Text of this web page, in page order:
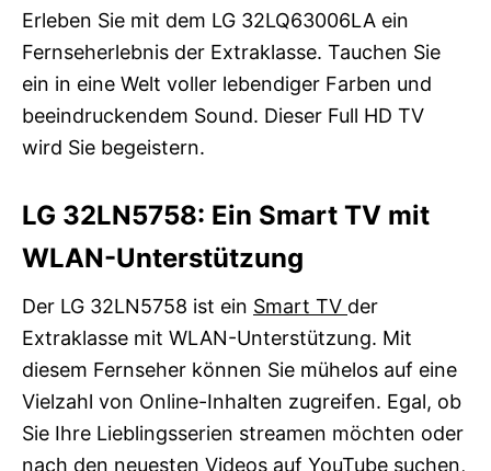
Erleben Sie mit dem LG 32LQ63006LA ein
Fernseherlebnis der Extraklasse. Tauchen Sie
ein in eine Welt voller lebendiger Farben und
beeindruckendem Sound. Dieser Full HD TV
wird Sie begeistern.
LG 32LN5758: Ein Smart TV mit
WLAN-Unterstützung
Der LG 32LN5758 ist ein Smart TV der
Extraklasse mit WLAN-Unterstützung. Mit
diesem Fernseher können Sie mühelos auf eine
Vielzahl von Online-Inhalten zugreifen. Egal, ob
Sie Ihre Lieblingsserien streamen möchten oder
nach den neuesten Videos auf YouTube suchen,